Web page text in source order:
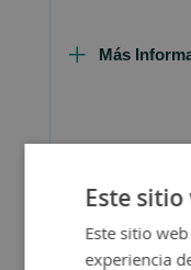
Más
FAQ -
Este
Este sitio
experiencia